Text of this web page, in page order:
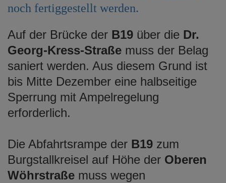
noch fertiggestellt werden.
Auf der Brücke der B19 über die Dr.
Georg-Kress-Straße muss der Belag
saniert werden. Aus diesem Grund ist
bis Mitte Dezember eine halbseitige
Sperrung mit Ampelregelung
erforderlich.
Die Abfahrtsrampe der B19 zum
Burgstallkreisel auf Höhe der Oberen
Wöhrstraße muss wegen